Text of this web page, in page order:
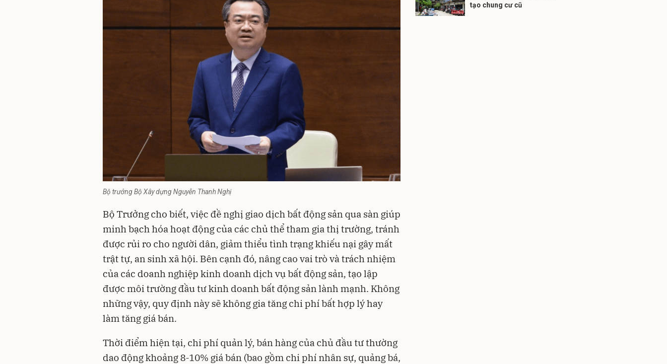
Bộ trưởng Bộ Xây dựng Nguyễn Thanh Nghị
Bộ Trưởng cho biết, việc đề nghị giao dịch bất động sản qua sàn giúp
minh bạch hóa hoạt động của các chủ thể tham gia thị trường, tránh
được rủi ro cho người dân, giảm thiểu tình trạng khiếu nại gây mất
trật tự, an sinh xã hội. Bên cạnh đó, nâng cao vai trò và trách nhiệm
của các doanh nghiệp kinh doanh dịch vụ bất động sản, tạo lập
được môi trường đầu tư kinh doanh bất động sản lành mạnh. Không
những vậy, quy định này sẽ không gia tăng chi phí bất hợp lý hay
làm tăng giá bán.
Thời điểm hiện tại, chi phí quản lý, bán hàng của chủ đầu tư thường
dao động khoảng 8-10% giá bán (bao gồm chi phí nhân sự, quảng bá,
tạo chung cư cũ